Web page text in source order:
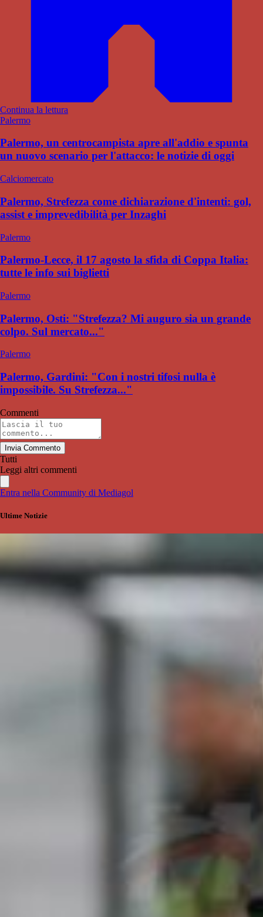
Continua la lettura
Palermo
Palermo, un centrocampista apre all'addio e spunta
un nuovo scenario per l'attacco: le notizie di oggi
Calciomercato
Palermo, Strefezza come dichiarazione d'intenti: gol,
assist e imprevedibilità per Inzaghi
Palermo
Palermo-Lecce, il 17 agosto la sfida di Coppa Italia:
tutte le info sui biglietti
Palermo
Palermo, Osti: "Strefezza? Mi auguro sia un grande
colpo. Sul mercato..."
Palermo
Palermo, Gardini: "Con i nostri tifosi nulla è
impossibile. Su Strefezza..."
Commenti
Invia Commento
Tutti
Leggi altri commenti
Entra nella Community di Mediagol
Ultime Notizie